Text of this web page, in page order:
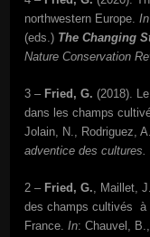
northwestern Europe. In
(eds.) The Changing
Nature Conservation
3 – Fried, G. (2018).
dans les champs
Jolain, N., Rodriguez,
adventice des cultures.
2 –Fried, G., Maillet,
des champs cultivés à
France. In: Chauvel,